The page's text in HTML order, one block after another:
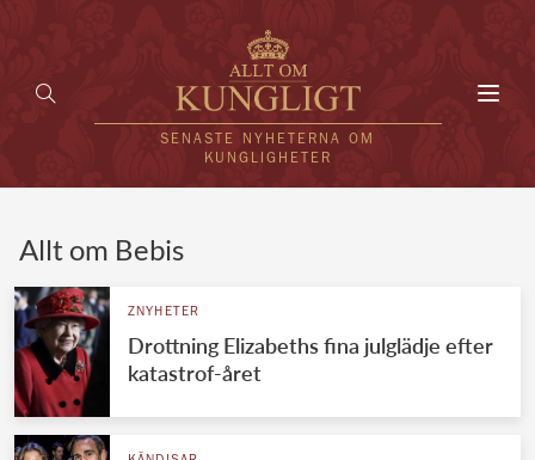
SENASTE NYHETERNA OM
KUNGLIGHETER
UTLÄNDSKT
VÄRLDENS KUNGAHUS
Allt om Bebis
ZNYHETER
Drottning Elizabeths fina julglädje efter
katastrof-året